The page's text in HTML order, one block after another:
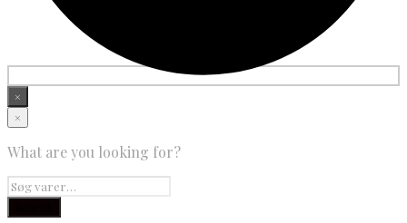
×
×
What are you looking for?